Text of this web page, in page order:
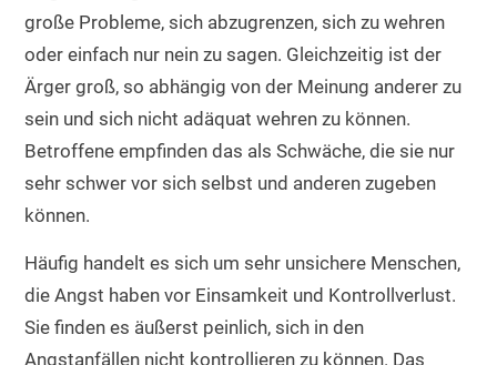
große Probleme, sich abzugrenzen, sich zu wehren
oder einfach nur nein zu sagen. Gleichzeitig ist der
Ärger groß, so abhängig von der Meinung anderer zu
sein und sich nicht adäquat wehren zu können.
Betroffene empfinden das als Schwäche, die sie nur
sehr schwer vor sich selbst und anderen zugeben
können.
Häufig handelt es sich um sehr unsichere Menschen,
die Angst haben vor Einsamkeit und Kontrollverlust.
Sie finden es äußerst peinlich, sich in den
Angstanfällen nicht kontrollieren zu können. Das